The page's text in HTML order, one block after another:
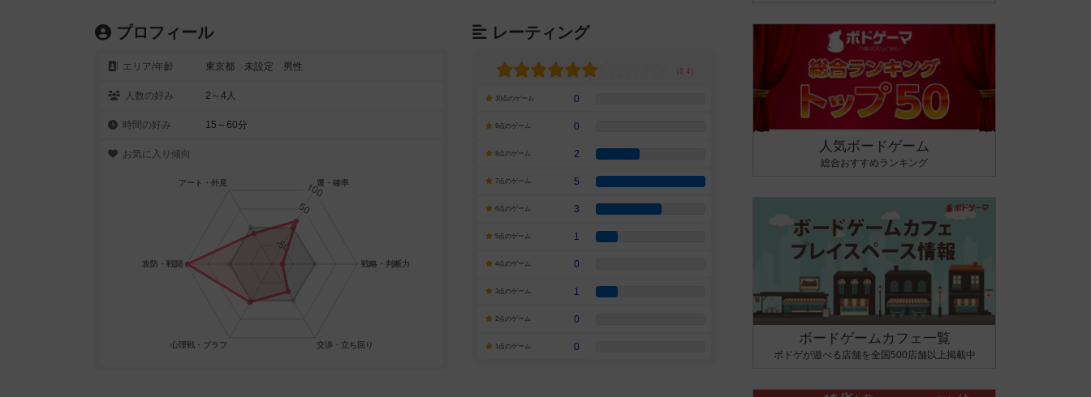
プロフィール
エリア/年齡 東京都 未設定 男性
人数の好み 2～4人
時間の好み 15～60分
お気に入り傾向
レーティング
10点のゲーム 0
9点のゲーム 0
8点のゲーム 2
7点のゲーム 5
6点のゲーム 3
5点のゲーム 1
4点のゲーム 0
3点のゲーム 1
2点のゲーム 0
1点のゲーム 0
人気ボードゲーム
総合おすすめランキング
ボードゲームカフェ一覧
ボドゲが遊べる店舗を全国500店舗以上掲載中